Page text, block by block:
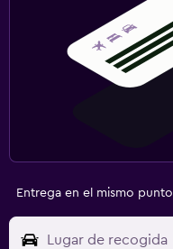
Entrega en el mismo punto
Lugar de recogida